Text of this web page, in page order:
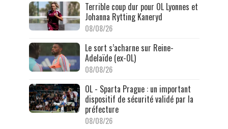
Terrible coup dur pour OL Lyonnes et
Johanna Rytting Kaneryd
08/08/26
Le sort s’acharne sur Reine-
Adelaïde (ex-OL)
08/08/26
OL - Sparta Prague : un important
dispositif de sécurité validé par la
préfecture
08/08/26